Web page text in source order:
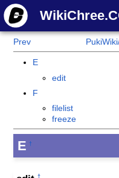
Prev
E
edit
F
filelist
freeze
E †
†